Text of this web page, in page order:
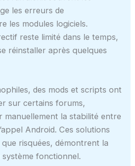
les erreurs de
les modules logiciels.
reste limité dans le temps,
réinstaller après quelques
des mods et scripts ont
sur certains forums,
la stabilité entre
Android. Ces solutions
risquées, démontrent la
système fonctionnel.